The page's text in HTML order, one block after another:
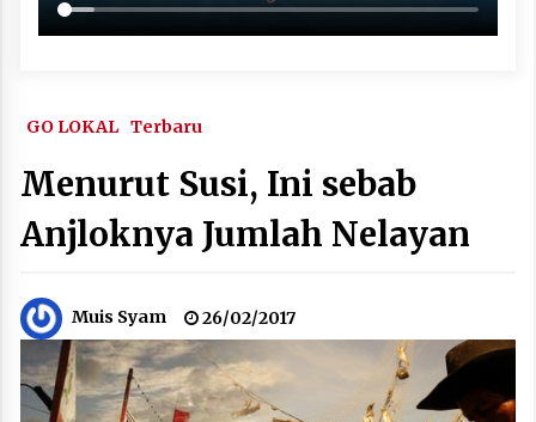
GO LOKAL Terbaru
Menurut Susi, Ini sebab
Anjloknya Jumlah Nelayan
Muis Syam 26/02/2017